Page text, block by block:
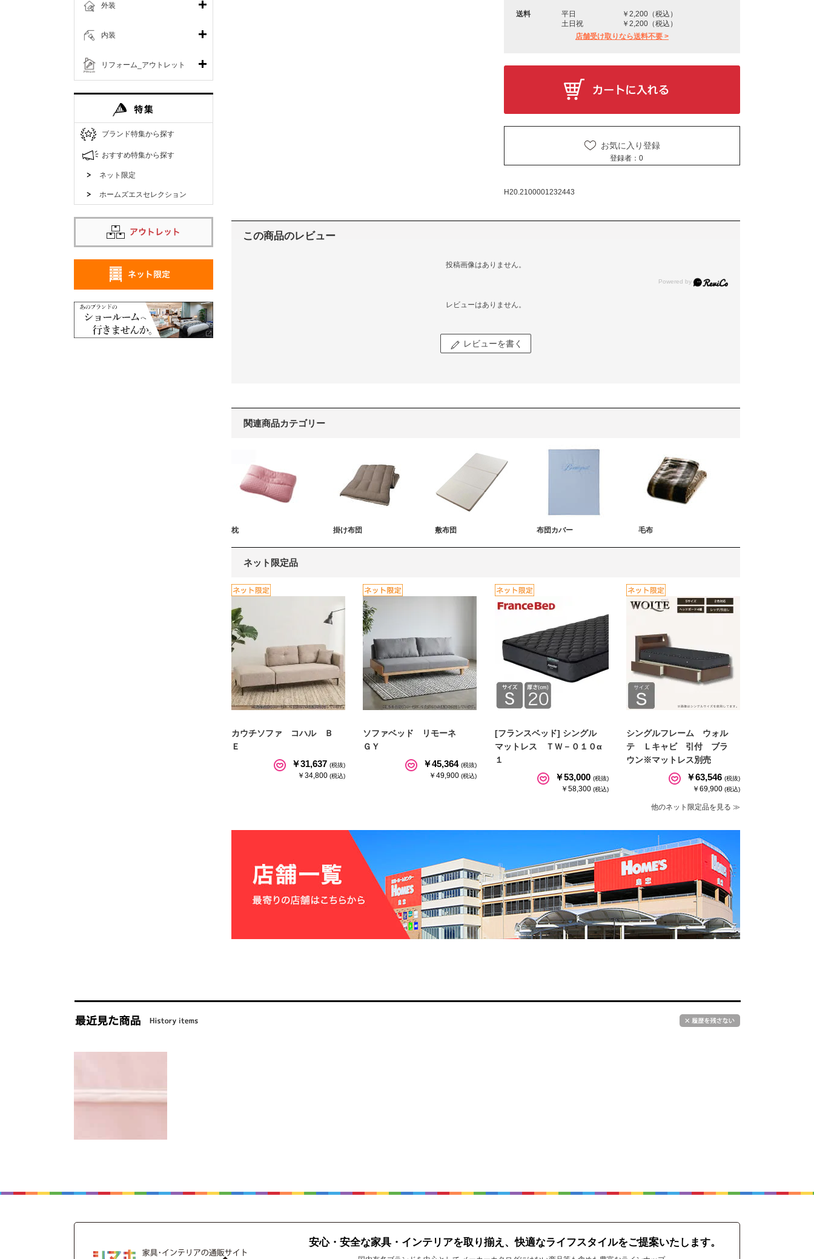
送料 平日
￥2,200（税込）
土日祝
￥2,200（税込）
店舗受け取りなら送料不要 >
お気に入り登録
登録者： 0
H20.2100001232443
この商品のレビュー
投稿画像はありません。
レビューはありません。
レビューを書く
関連商品カテゴリー
枕 掛け布団 敷布団 布団カバー 毛布
ネット限定品
カウチソファ コハル Ｂ
Ｅ
￥31,637 (税抜)
￥34,800 (税込)
ソファベッド リモーネ
ＧＹ
￥45,364 (税抜)
￥49,900(税込)
[フランスベッド] シングル
マットレス ＴＷ－０１０α
１
￥53,000 (税抜)
￥58,300 (税込)
シングルフレーム ウォル
テ Ｌキャビ 引付 ブラ
ウン※マットレス別売
￥63,546 (税抜)
￥69,900 (税込)
他のネット限定品を見る ≫
リフォーム_アウトレット
外装
内装
ブランド特集から探す
おすすめ特集から探す
ネット限定
ホームズエスセレクション
安心・安全な家具・インテリアを取り揃え、快適なライフスタイルをご提案いたします。